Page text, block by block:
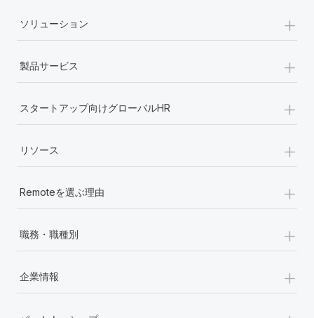
ソリューション +
製品サービス +
スタートアップ向けグローバルHR +
リソース +
Remoteを選ぶ理由 +
職務・職種別 +
企業情報 +